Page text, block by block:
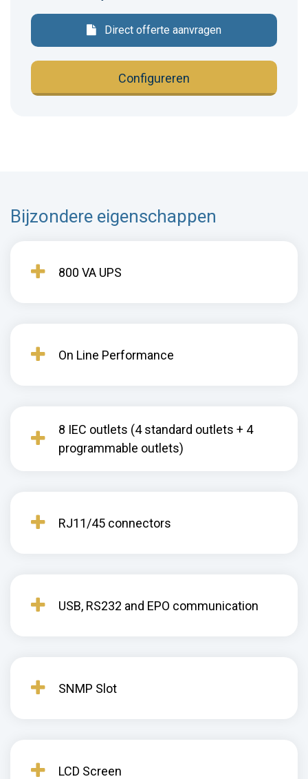
Direct offerte aanvragen
Configureren
Bijzondere eigenschappen
800 VA UPS
On Line Performance
8 IEC outlets (4 standard outlets + 4
programmable outlets)
RJ11/45 connectors
USB, RS232 and EPO communication
SNMP Slot
LCD Screen